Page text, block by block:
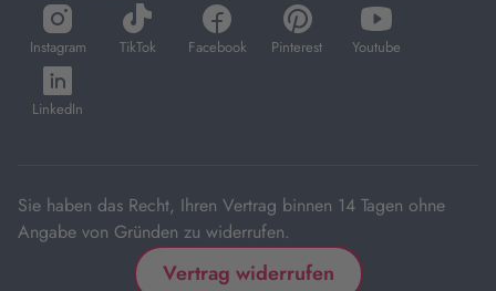
Instagram
öffnet
in
neuem
Tab
TikTok
öffnet
in
Facebook
öffnet
in
Pinterest
öffnet
in
Youtube
öffnet
in
LinkedIn
öffnet
in
Sie haben das Recht, Ihren Vertrag binnen 14 Tagen ohne
Angabe von Gründen zu widerrufen.
Vertrag widerrufen